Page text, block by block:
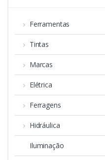
Ferramentas
Tintas
Marcas
Elétrica
Ferragens
Hidráulica
Iluminação